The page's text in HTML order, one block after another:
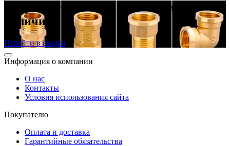
Латунные резьбовые фитинги в
наличии
Перейти в раздел
Информация о компании
О нас
Контакты
Условия использования сайта
Покупателю
Оплата и доставка
Гарантийные обязательства